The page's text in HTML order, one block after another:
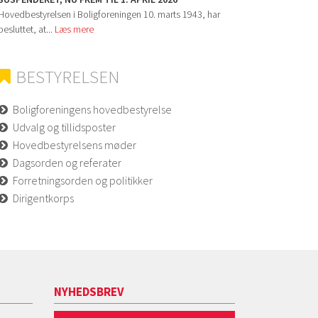
i Boligforeningen 10. marts 1943, har
at... Læs mere
BESTYRELSEN
Boligforeningens hovedbestyrelse
Udvalg og tillidsposter
Hovedbestyrelsens møder
Dagsorden og referater
Forretningsorden og politikker
Dirigentkorps
NYHEDSBREV